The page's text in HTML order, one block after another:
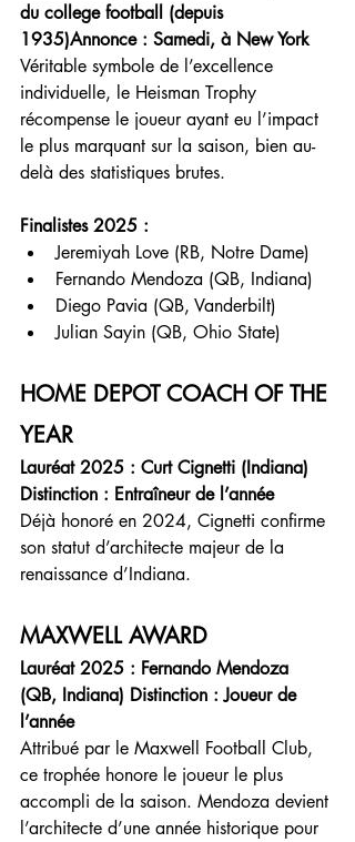
du college football (depuis
1935)Annonce : Samedi, à New York
Véritable symbole de l’excellence
individuelle, le Heisman Trophy
récompense le joueur ayant eu l’impact
le plus marquant sur la saison, bien au-
delà des statistiques brutes.
Finalistes 2025 :
Jeremiyah Love (RB, Notre Dame)
Fernando Mendoza (QB, Indiana)
Diego Pavia (QB, Vanderbilt)
Julian Sayin (QB, Ohio State)
HOME DEPOT COACH OF THE
YEAR
Lauréat 2025 : Curt Cignetti (Indiana)
Distinction : Entraîneur de l’année
Déjà honoré en 2024, Cignetti confirme
son statut d’architecte majeur de la
renaissance d’Indiana.
MAXWELL AWARD
Lauréat 2025 : Fernando Mendoza
(QB, Indiana) Distinction : Joueur de
l’année
Attribué par le Maxwell Football Club,
ce trophée honore le joueur le plus
accompli de la saison. Mendoza devient
l’architecte d’une année historique pour